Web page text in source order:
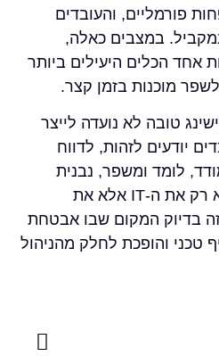
פורמליים, והעובדים
במצבים כאלה,
אחד הכלים היעילים ביותר
מוכנות בזמן קצר.
טובה לא נועדה לייצר
יודעים לזהות, לדווח
לומד ומשפר, נבנית
שכבת הגנה שמשרתת לא רק את ה-IT אלא את
בדיוק המקום שבו אבטחת
טכני והופכת לחלק מהניהול